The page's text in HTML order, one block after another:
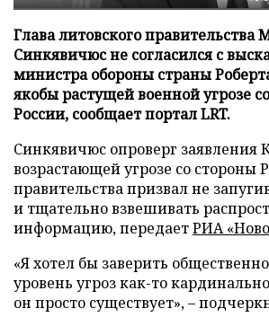
Глава литовского правительства
Синкявичюс не согласился с
министра обороны страны
якобы растущей военной угрозе
России, сообщает портал LRT.
Синкявичюс опроверг заявления
возрастающей угрозе со стороны
правительства призвал не
и тщательно взвешивать
информацию, передаетРИА
«Я хотел бы заверить
уровень угроз как-то
он просто существует», –